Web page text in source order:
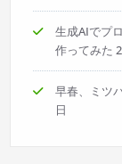
生成AIでプ
作ってみた
早春、ミツ
日